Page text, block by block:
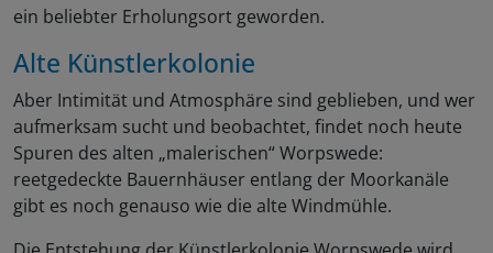
ein beliebter Erholungsort geworden.
Alte Künstlerkolonie
Aber Intimität und Atmosphäre sind geblieben, und wer
aufmerksam sucht und beobachtet, findet noch heute
Spuren des alten „malerischen“ Worpswede:
reetgedeckte Bauernhäuser entlang der Moorkanäle
gibt es noch genauso wie die alte Windmühle.